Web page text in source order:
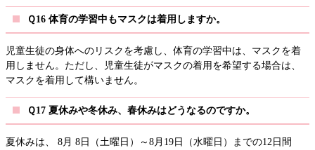
Ｑ16 体育の学習中もマスクは着用しますか。
児童生徒の身体へのリスクを考慮し、体育の学習中は、マスクを着
用しません。ただし、児童生徒がマスクの着用を希望する場合は、
マスクを着用して構いません。
Ｑ17 夏休みや冬休み、春休みはどうなるのですか。
夏休みは、 8月 8日（土曜日）～8月19日（水曜日）までの12日間